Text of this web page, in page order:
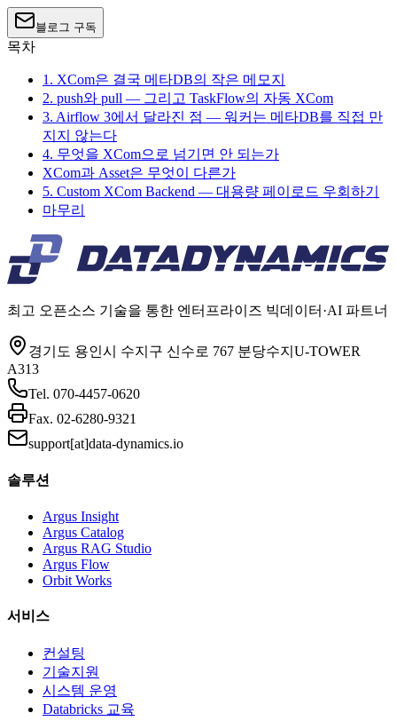
블로그 구독
목차
1. XCom은 결국 메타DB의 작은 메모지
2. push와 pull — 그리고 TaskFlow의 자동 XCom
3. Airflow 3에서 달라진 점 — 워커는 메타DB를 직접 만
지지 않는다
4. 무엇을 XCom으로 넘기면 안 되는가
XCom과 Asset은 무엇이 다른가
5. Custom XCom Backend — 대용량 페이로드 우회하기
마무리
최고 오픈소스 기술을 통한 엔터프라이즈 빅데이터·AI 파트너
경기도 용인시 수지구 신수로 767 분당수지U-TOWER
A313
Tel. 070-4457-0620
Fax. 02-6280-9321
support[at]data-dynamics.io
솔루션
Argus Insight
Argus Catalog
Argus RAG Studio
Argus Flow
Orbit Works
서비스
컨설팅
기술지원
시스템 운영
Databricks 교육